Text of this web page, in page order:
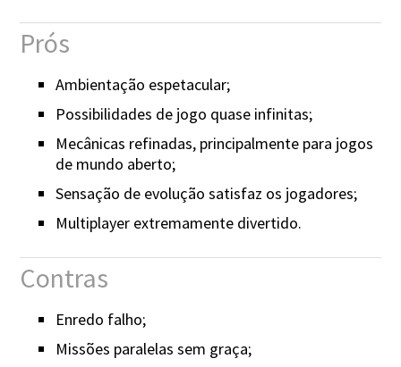
Prós
Ambientação espetacular;
Possibilidades de jogo quase infinitas;
Mecânicas refinadas, principalmente para jogos
de mundo aberto;
Sensação de evolução satisfaz os jogadores;
Multiplayer extremamente divertido.
Contras
Enredo falho;
Missões paralelas sem graça;